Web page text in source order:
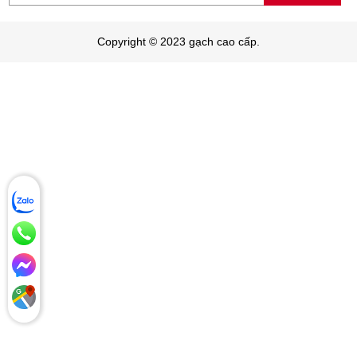
Copyright © 2023 gạch cao cấp.